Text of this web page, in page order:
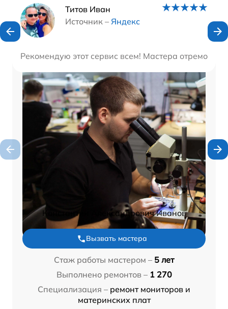
Титов Иван
Источник – Яндекс
Рекомендую этот сервис всем! Мастера
Наши мастера
Константин Александрович Иванов
Вызвать мастера
Стаж работы мастером – 5 лет
Выполнено ремонтов – 1 270
Специализация – ремонт мониторов и
материнских плат